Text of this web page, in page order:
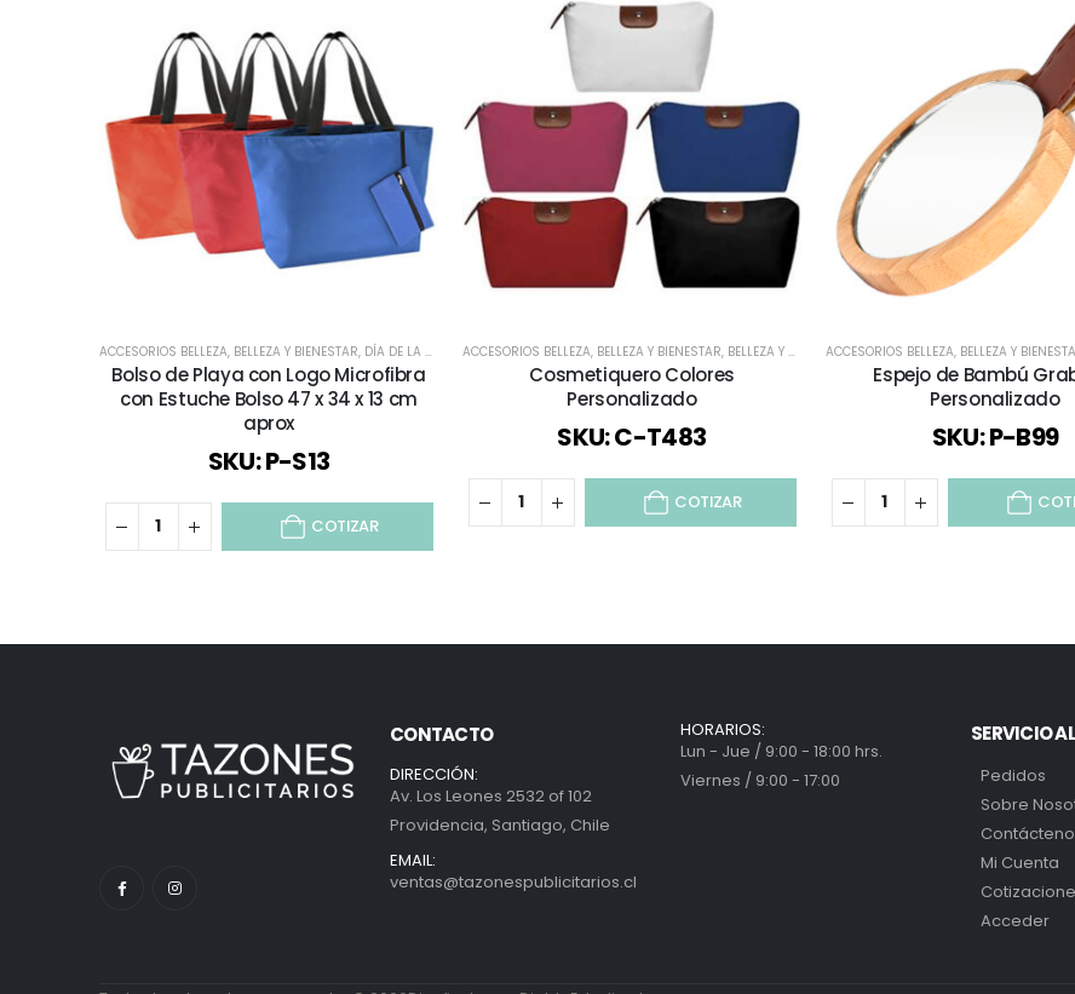
ACCESORIOS BELLEZA, BELLEZA Y BIENESTAR, DÍA DE LA MADRE ,MOCHILAS Y BOLSOS ,TIEMPO LIBRE / OUTDOOR,VERANO VIAJES Y VACACIONES
Bolso de Playa con Logo Microfibra
con Estuche Bolso 47 x 34 x 13 cm
aprox
SKU: P-S13
COTIZAR
ACCESORIOS BELLEZA, BELLEZA Y BIENESTAR, BELLEZA Y SALUD ,BIENESTAR Y SALUD, DEPORTES Y
Cosmetiquero Colores
Personalizado
SKU: C-T483
COTIZAR
ACCESORIOS BELLEZA, BELLEZA Y
Espejo de Bambú
Personalizado
SKU: P-B99
CONTACTO
DIRECCIÓN:
Av. Los Leones 2532 of 102
Providencia, Santiago, Chile
EMAIL:
ventas@tazonespublicitarios.cl
HORARIOS:
Lun - Jue / 9:00 - 18:00 hrs.
Viernes / 9:00 - 17:00
SERVICIO
Pedidos
Sobre
Mi Cuenta
Acceder